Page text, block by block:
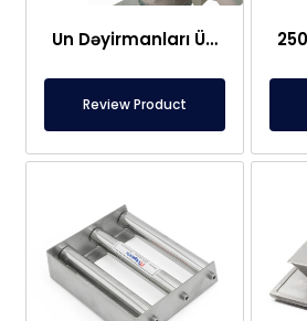
Un Dəyirmanları Üçün Maqnit İdarəetmə Borusu
Review Product